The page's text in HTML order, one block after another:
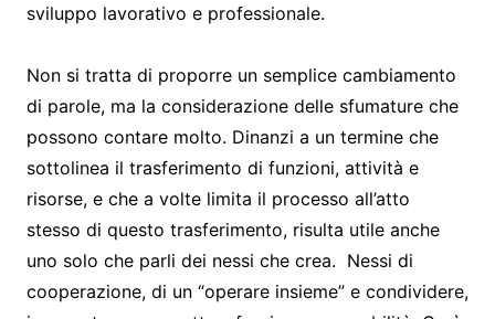
sviluppo lavorativo e professionale.
Non si tratta di proporre un semplice cambiamento
di parole, ma la considerazione delle sfumature che
possono contare molto. Dinanzi a un termine che
sottolinea il trasferimento di funzioni, attività e
risorse, e che a volte limita il processo all’atto
stesso di questo trasferimento, risulta utile anche
uno solo che parli dei nessi che crea. Nessi di
cooperazione, di un “operare insieme” e condividere,